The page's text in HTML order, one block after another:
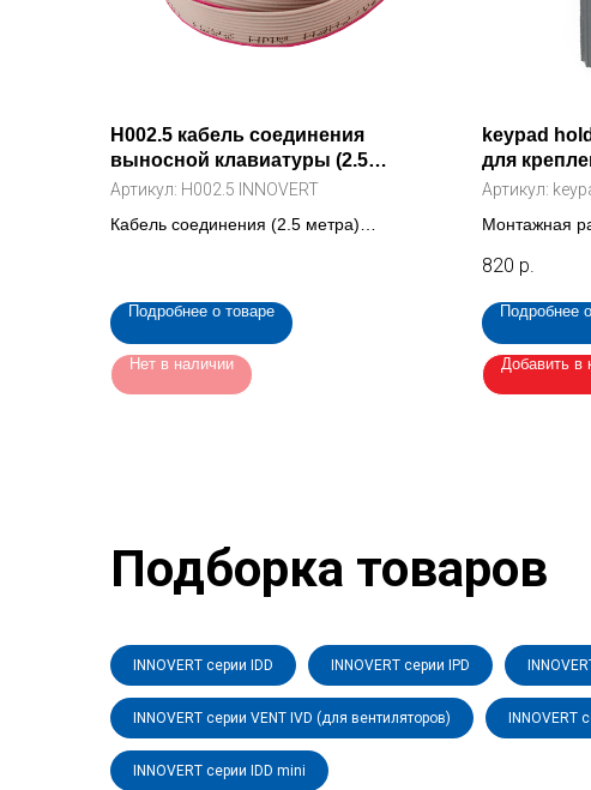
H002.5 кабель соединения
выносной клавиатуры (2.5
метра)
Артикул: H002.5 INNOVERT
Кабель соединения (2.5 метра)
Подробнее о товаре
Нет в наличии
keypad
для
Артикул:
Монтажная
820 р.
Подробнее
Добавить в
Подборка товаров
INNOVERT серии IDD INNOVERT серии IPD
INNOVERT серии VENT IVD (для вентиляторов) INNOVERT
INNOVERT серии IDD mini